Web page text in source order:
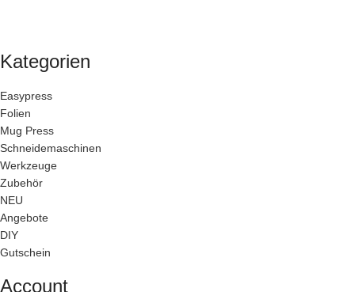
Kategorien
Easypress
Folien
Mug Press
Schneidemaschinen
Werkzeuge
Zubehör
NEU
Angebote
DIY
Gutschein
Account